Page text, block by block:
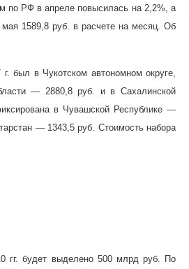
по РФ в апреле повысилась на 2,2%, а
1589,8 руб. в расчете на месяц. Об
г. был в Чукотском автономном округе,
— 2880,8 руб. и в Сахалинской
в Чувашской Республике —
— 1343,5 руб. Стоимость набора
гг. будет выделено 500 млрд руб. По